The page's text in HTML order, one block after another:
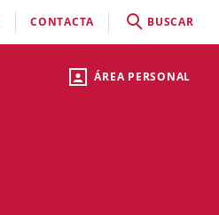
ÁREA PERSONAL
CONTACTA BUSCAR